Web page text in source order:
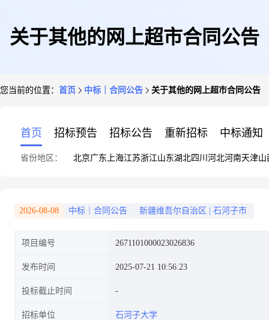
关于其他的网上超市合同公告
您当前的位置： 首页 中标｜合同公告 关于其他的网上超市合同公告
首页 招标预告 招标公告 重新招标 中标通知
省份地区： 北京广东 上海江苏浙江山东湖北四川 河北河南天津山
2026-08-08 中标｜合同公告 新疆维吾尔自治区 石河子市
项目编号 2671101000023026836
发布时间 2025-07-21 10:56:23
投标截止时间
招标单位 石河子大学